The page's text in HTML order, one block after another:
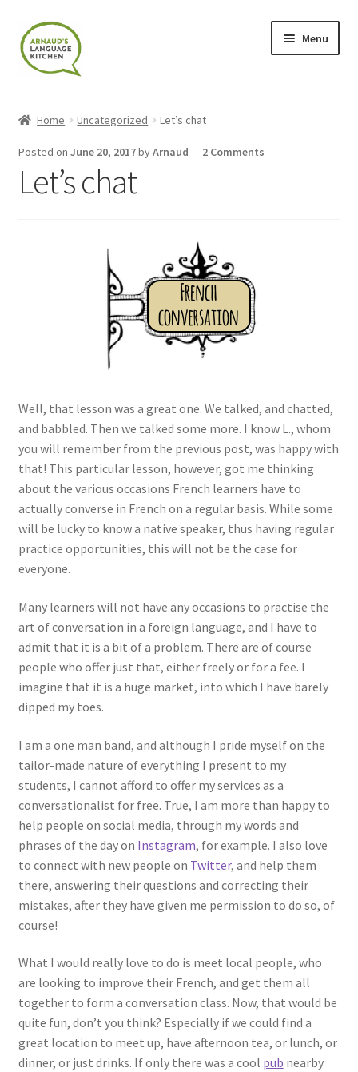
Skip
to
navigation
Skip
to
content
Menu
Blog
My Account
Privacy Policy
Privacy Tools
Private Tuition
Shop
Terms and Conditions
Categories
Locations
My Bookings
Private
Home Uncategorized Let’s chat
Posted on June 20, 2017byArnaud — 2 Comments
Let’s chat
Well, that lesson was a great one. We talked, and chatted,
and babbled. Then we talked some more. I know L., whom
you will remember from the previous post, was happy with
that! This particular lesson, however, got me thinking
about the various occasions French learners have to
actually converse in French on a regular basis. While some
will be lucky to know a native speaker, thus having regular
practice opportunities, this will not be the case for
everyone.
Many learners will not have any occasions to practise the
art of conversation in a foreign language, and I have to
admit that it is a bit of a problem. There are of course
people who offer just that, either freely or for a fee. I
imagine that it is a huge market, into which I have barely
dipped my toes.
I am a one man band, and although I pride myself on the
tailor-made nature of everything I present to my
students, I cannot afford to offer my services as a
conversationalist for free. True, I am more than happy to
help people on social media, through my words and
phrases of the day on Instagram, for example. I also love
to connect with new people on Twitter, and help them
there, answering their questions and correcting their
mistakes, after they have given me permission to do so, of
course!
What I would really love to do is meet local people, who
are looking to improve their French, and get them all
together to form a conversation class. Now, that would be
quite fun, don’t you think? Especially if we could find a
great location to meet up, have afternoon tea, or lunch, or
dinner, or just drinks. If only there was a cool pub nearby